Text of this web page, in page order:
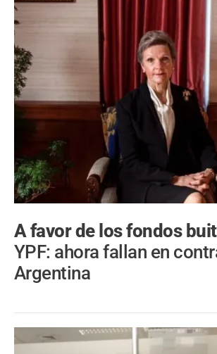
A favor de los fondos
YPF: ahora fallan en
Argentina